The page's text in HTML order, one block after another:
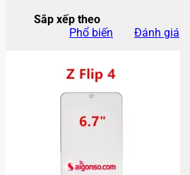
Sắp xếp theo
Phổ biến
Đánh giá